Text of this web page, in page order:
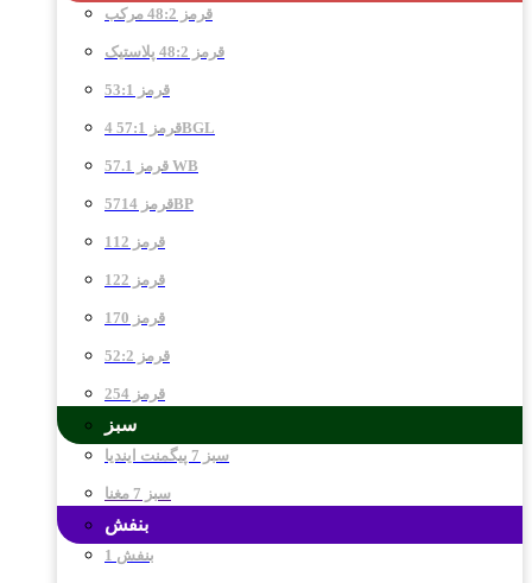
قرمز 48:2 مرکب
قرمز 48:2 پلاستیک
قرمز 53:1
قرمز 57:1 4BGL
قرمز 57.1 WB
قرمز 5714BP
قرمز 112
قرمز 122
قرمز 170
قرمز 52:2
قرمز 254
سبز
سبز 7 پیگمنت ایندیا
سبز 7 مغنا
بنفش
بنفش 1